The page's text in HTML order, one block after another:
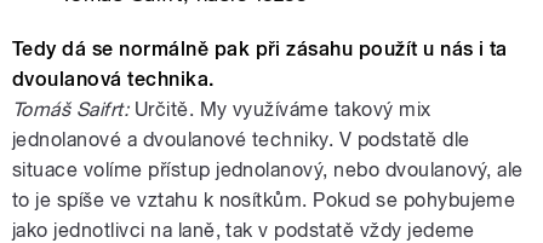
Tedy dá se normálně pak při zásahu použít u nás i ta
dvoulanová technika.
Tomáš Saifrt:Určitě. My využíváme takový mix
jednolanové a dvoulanové techniky. V podstatě dle
situace volíme přístup jednolanový, nebo dvoulanový, ale
to je spíše ve vztahu k nosítkům. Pokud se pohybujeme
jako jednotlivci na laně, tak v podstatě vždy jedeme